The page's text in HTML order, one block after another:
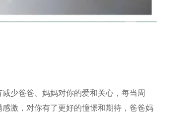
少爸爸、妈妈对你的爱和关心，每当周
激，对你有了更好的憧憬和期待，爸爸妈